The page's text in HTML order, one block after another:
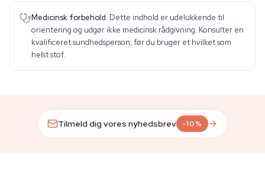
Medicinsk forbehold. Dette indhold er udelukkende til
orientering og udgør ikke medicinsk rådgivning. Konsulter en
kvalificeret sundhedsperson, før du bruger et hvilket som
helst stof.
Tilmeld dig vores nyhedsbrev -10%